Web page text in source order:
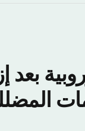
بعد إزالة